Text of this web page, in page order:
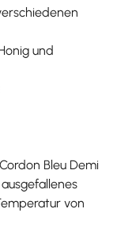
und
Bleu Demi
von